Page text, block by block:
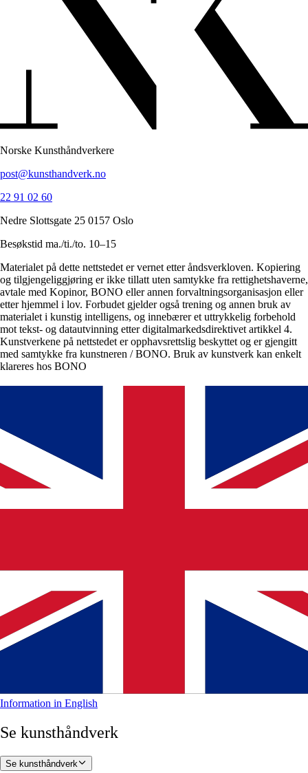
Norske Kunsthåndverkere
post@kunsthandverk.no
22 91 02 60
Nedre Slottsgate 25 0157 Oslo
Besøkstid ma./ti./to. 10–15
Materialet på dette nettstedet er vernet etter åndsverkloven. Kopiering
og tilgjengeliggjøring er ikke tillatt uten samtykke fra rettighetshaverne,
avtale med Kopinor, BONO eller annen forvaltningsorganisasjon eller
etter hjemmel i lov. Forbudet gjelder også trening og annen bruk av
materialet i kunstig intelligens, og innebærer et uttrykkelig forbehold
mot tekst- og datautvinning etter digitalmarkedsdirektivet artikkel 4.
Kunstverkene på nettstedet er opphavsrettslig beskyttet og er gjengitt
med samtykke fra kunstneren / BONO. Bruk av kunstverk kan enkelt
klareres hos BONO
Information in English
Se kunsthåndverk
Se kunsthåndverk